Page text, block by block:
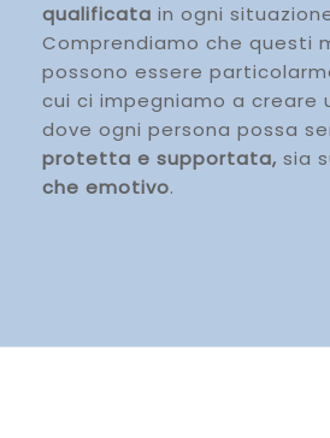
qualificata in ogni
Comprendiamo che questi
possono essere
cui ci impegniamo a creare
dove ogni persona possa
protetta e supportata, sia
che emotivo.